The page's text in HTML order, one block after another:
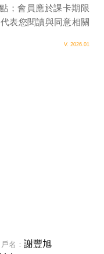
；會員應於課卡期限
表您閱讀與同意相關
V. 2026.01
戶名 ： 謝豐旭